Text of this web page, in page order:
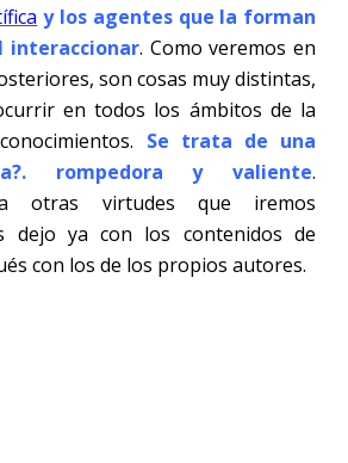
y los agentes que la forman
interaccionar. Como veremos en
son cosas muy distintas,
en todos los ámbitos de la
Se trata de una
rompedora y valiente.
otras virtudes que iremos
dejo ya con los contenidos de
con los de los propios autores.